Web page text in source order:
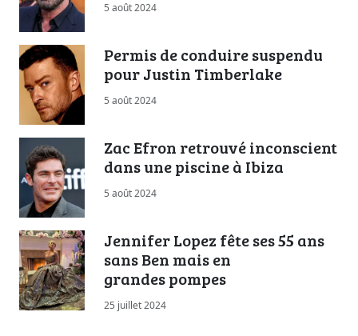
5 août 2024
Permis de conduire suspendu
pour Justin Timberlake
5 août 2024
Zac Efron retrouvé inconscient
dans une piscine à Ibiza
5 août 2024
Jennifer Lopez fête ses 55 ans
sans Ben mais en
grandes pompes
25 juillet 2024